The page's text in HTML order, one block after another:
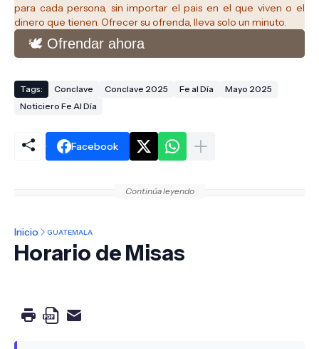
para cada persona, sin importar el pais en el que viven o el
dinero que tienen. Ofrecer su ofrenda, lleva solo un minuto.
🕊️ Ofrendar ahora
Tags: Conclave Conclave 2025 Fe al Día
Mayo 2025
Noticiero Fe Al Día
Facebook
Continúa leyendo
Inicio GUATEMALA
Horario de Misas